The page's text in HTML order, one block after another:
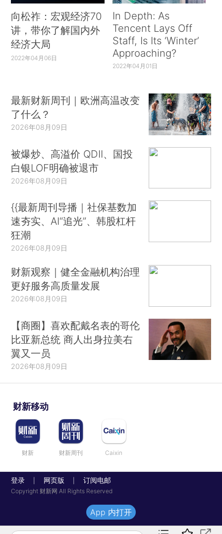
向松祚：宏观经济70
讲，带你了解国内外
经济大局
2022年04月06日
In Depth: As
Tencent Lays Off
Staff, Is Its ‘Winter’
Approaching?
2022年04月01日
最新财新周刊｜欧洲高温改变
了什么？
2026年08月09日
被爆炒、高溢价 QDII、国投
白银LOF明确被退市
2026年08月09日
{{最新周刊导播｜社保基数加
速夯实、AI“追光”、韩股杠杆
狂潮
2026年08月09日
财新观察｜健全金融机构治理
更好服务高质量发展
2026年08月09日
【商圈】喜欢配戴名表的哥伦
比亚新总统 商人出身拉美右
翼又一员
2026年08月09日
财新移动
财新 财新周刊 Caixin
登录 网页版 订阅电邮
Copyright 财新网 All Rights Reserved
App 内打开